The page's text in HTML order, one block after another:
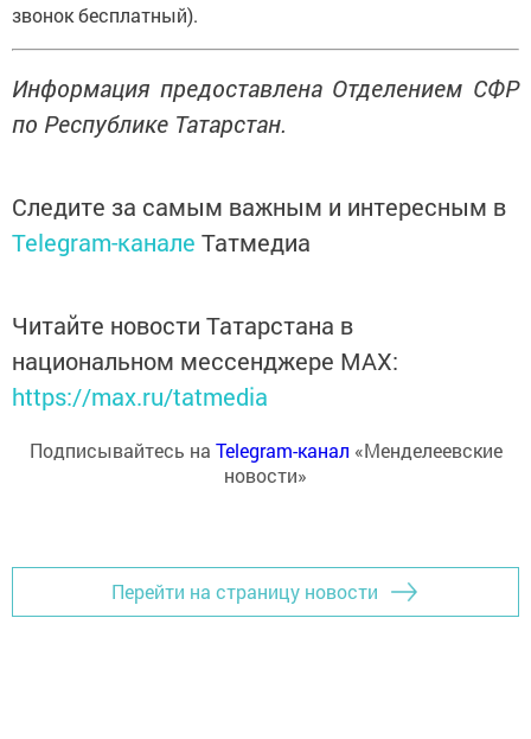
звонок бесплатный).
Информация предоставлена Отделением СФР
по Республике Татарстан.
Следите за самым важным и интересным в
Telegram-канале Татмедиа
Читайте новости Татарстана в
национальном мессенджере MАХ:
https://max.ru/tatmedia
Подписывайтесь на Telegram-канал «Менделеевские
новости»
Перейти на страницу новости